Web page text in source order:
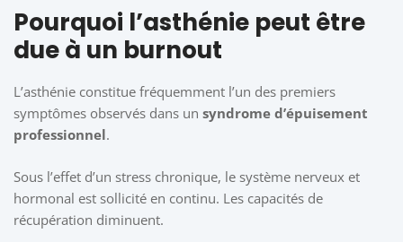
Pourquoi l’asthénie peut être
due à un burnout
L’asthénie constitue fréquemment l’un des premiers
symptômes observés dans un syndrome d’épuisement
professionnel.
Sous l’effet d’un stress chronique, le système nerveux et
hormonal est sollicité en continu. Les capacités de
récupération diminuent.